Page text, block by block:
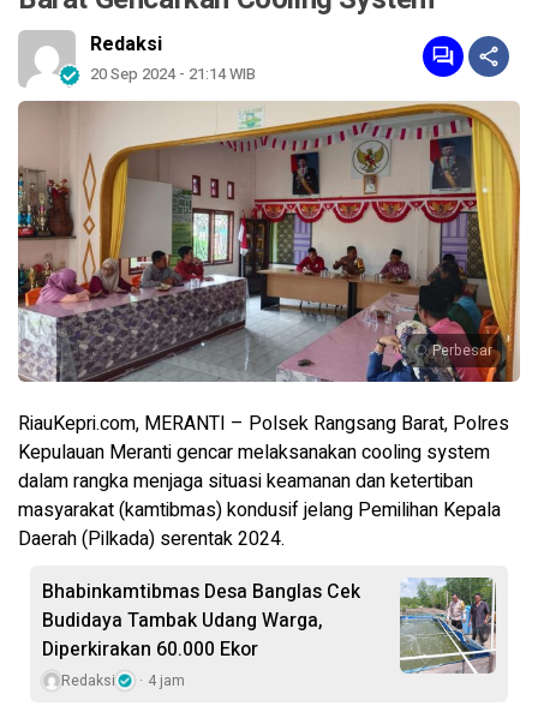
Redaksi
20 Sep 2024 - 21:14 WIB
Perbesar
RiauKepri.com, MERANTI – Polsek Rangsang Barat, Polres
Kepulauan Meranti gencar melaksanakan cooling system
dalam rangka menjaga situasi keamanan dan ketertiban
masyarakat (kamtibmas) kondusif jelang Pemilihan Kepala
Daerah (Pilkada) serentak 2024.
Bhabinkamtibmas Desa Banglas Cek
Budidaya Tambak Udang Warga,
Diperkirakan 60.000 Ekor
Redaksi 4 jam